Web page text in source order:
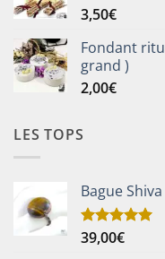
3,50€
Fondant
grand )
2,00€
LES TOPS
Bague
Note5.00
sur 5
39,00€